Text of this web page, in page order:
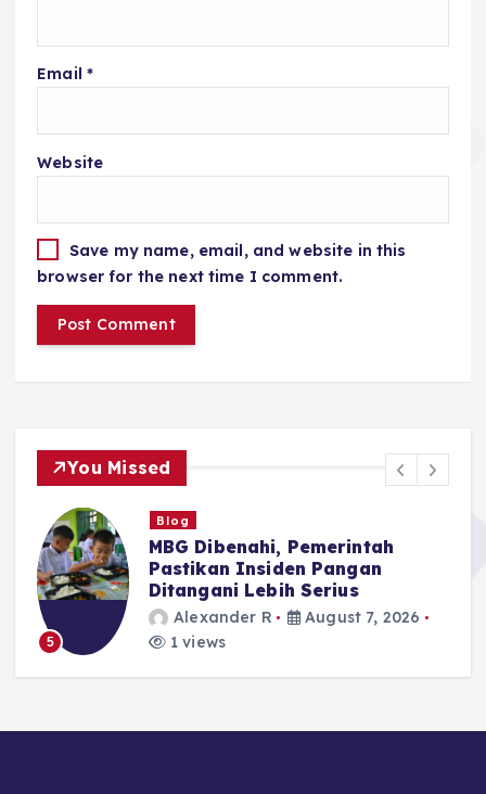
Email *
Website
Save my name, email, and website in this
browser for the next time I comment.
You Missed
5
Blog
MBG Dibenahi, Pemerintah
Pastikan Insiden Pangan
Ditangani Lebih Serius
Alexander R
August 7, 2026
1 views